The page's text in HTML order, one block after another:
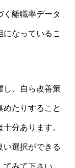
く離職率データ
なっているこ
し、自ら改善策
めたりすること
分あります。
い選択ができる